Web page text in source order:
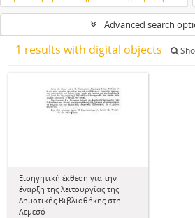
Advanced search
1 results with digital objects
Εισηγητική έκθεση για την
έναρξη της λειτουργίας της
Δημοτικής Βιβλιοθήκης στη
Λεμεσό